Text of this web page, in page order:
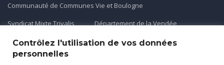
Communauté de Communes Vie et Boulogne
Syndicat Mixte Trivalis
Département de la Vendée
Application mobile
Contrôlez l'utilisation de vos données
personnelles